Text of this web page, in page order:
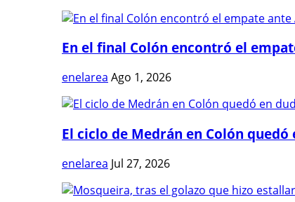
En el final Colón encontró el
enelarea Ago 1, 2026
El ciclo de Medrán en Colón quedó
enelarea Jul 27, 2026